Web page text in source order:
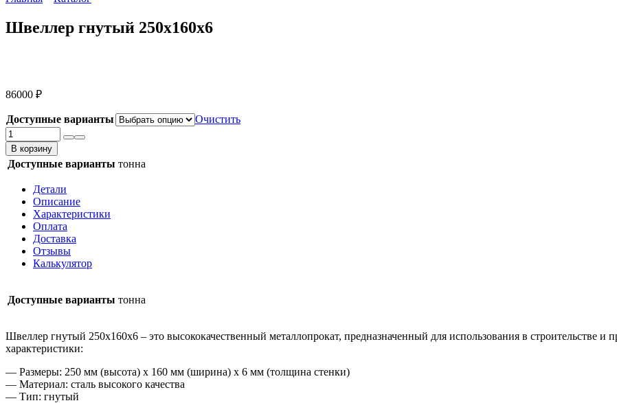
Швеллер гнутый 250х160х6
86000 ₽
Доступные варианты
Очистить
Количество
товара
Швеллер
гнутый
В корзину
Доступные варианты тонна
Детали
Описание
Характеристики
Оплата
Доставка
Отзывы
Калькулятор
Доступные варианты тонна
Швеллер гнутый 250х160х6 – это высококачественный металлопрокат, предназначенный для использования в
характеристики:
— Размеры: 250 мм (высота) х 160 мм (ширина) х 6 мм (толщина стенки)
— Материал: сталь высокого качества
— Тип: гнутый